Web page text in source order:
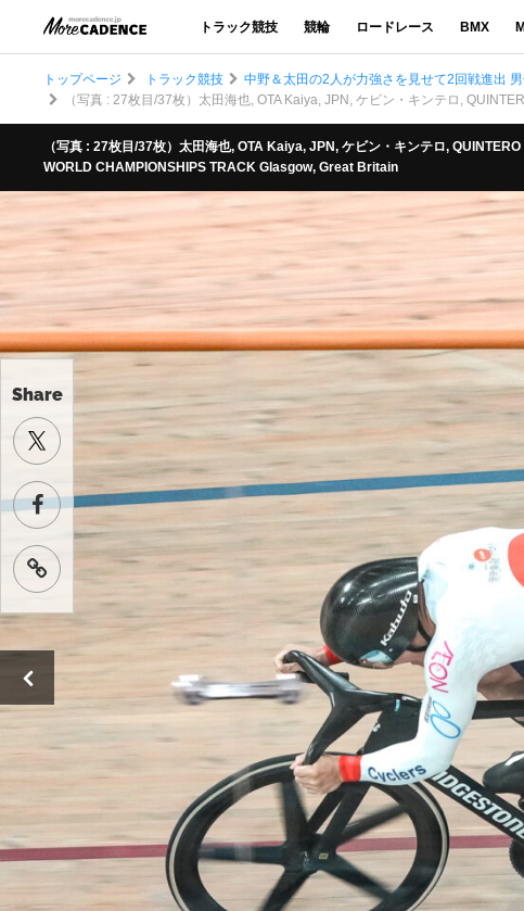
トラック競技 競輪 ロードレース BMX
Share
トップページ トラック競技 中野＆太田の2人が力強さを見せて2回戦進出
（写真 : 27枚目/37枚）太田海也, OTA Kaiya, JPN, ケビン・キンテロ,
（写真 : 27枚目/37枚）太田海也, OTA Kaiya, JPN, ケビン・キンテロ,
WORLD CHAMPIONSHIPS TRACK Glasgow, Great Britain